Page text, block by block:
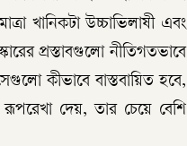
খানিকটা উচ্চাভিলাষী এবং
প্রস্তাবগুলো নীতিগতভাবে
কীভাবে বাস্তবায়িত হবে,
রূপরেখা দেয়, তার চেয়ে বেশি